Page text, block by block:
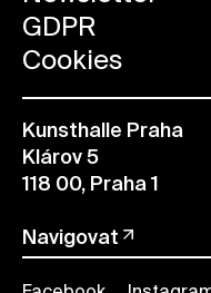
GDPR
Cookies
Kunsthalle Praha
Klárov 5
118 00, Praha 1
Navigovat